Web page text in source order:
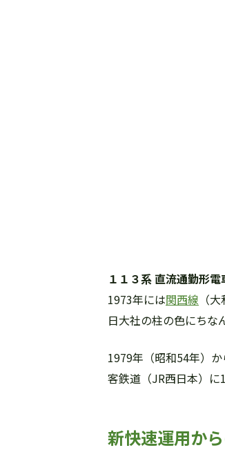
１１３系 直流通勤形電
1973年には関西線 （
日大社の柱の色にちな
1979年（昭和54年）
客鉄道（JR西日本）に
新快速運用か